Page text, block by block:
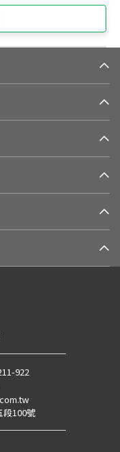
922
段100號